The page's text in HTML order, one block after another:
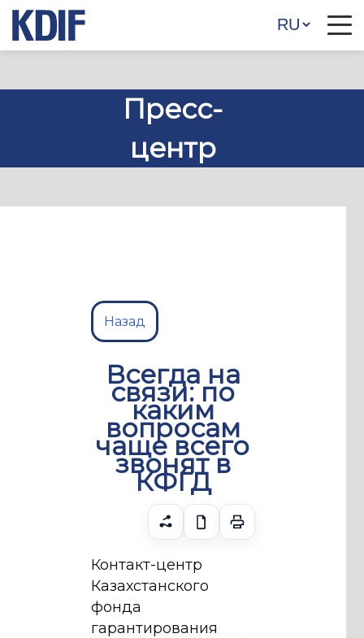
Пресс-
центр
Назад
Всегда на
связи: по
каким
вопросам
чаще всего
звонят в
КФГД
Контакт-центр
Казахстанского
фонда
гарантирования